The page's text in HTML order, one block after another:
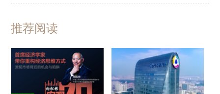
推荐阅读